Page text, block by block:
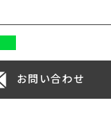
お問い合わせ